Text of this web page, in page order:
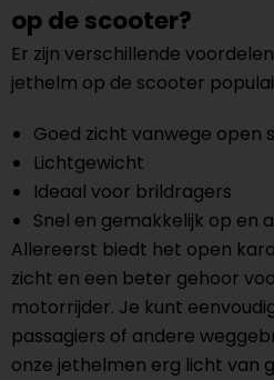
op de scooter?
Er zijn verschillende
jethelm op de scooter
Goed zicht vanwege open
Lichtgewicht
Ideaal voor brildragers
Snel en gemakkelijk op en
Allereerst biedt het open
zicht en een beter gehoor
motorrijder. Je kunt
passagiers of andere
onze jethelmen erg licht van